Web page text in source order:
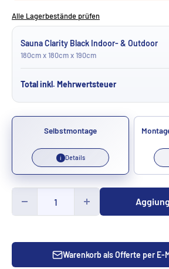
Alle Lagerbestände prüfen
Sauna Clarity Black Indoor- & Outdoor
180cm x 180cm x 190cm
Total inkl. Mehrwertsteuer
Selbstmontage
i Details
Warenkorb als Offerte per E-